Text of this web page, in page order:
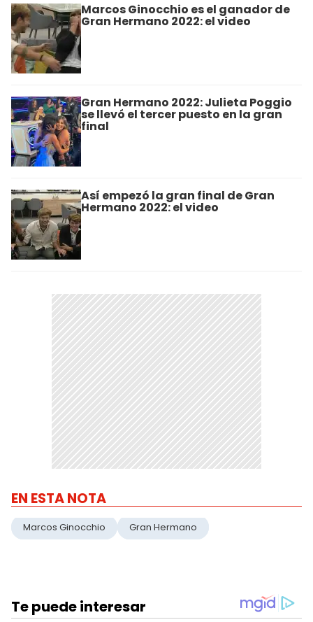
Marcos Ginocchio es el ganador de
Gran Hermano 2022: el video
Gran Hermano 2022: Julieta Poggio
se llevó el tercer puesto en la gran
final
Así empezó la gran final de Gran
Hermano 2022: el video
EN ESTA NOTA
Marcos Ginocchio Gran Hermano